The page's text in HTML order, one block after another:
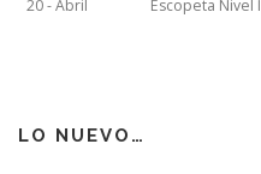
20 - Abril
Escopeta Nivel I
LO NUEVO…